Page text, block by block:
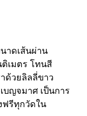
าดเส้นผ่าน
ติเมตร โทนสี
ด้วยลิลลี่ขาว
บญจมาศ เป็นการ
ฟรีทุกวัดใน